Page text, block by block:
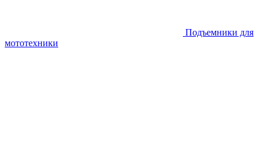
Подъемники для
мототехники